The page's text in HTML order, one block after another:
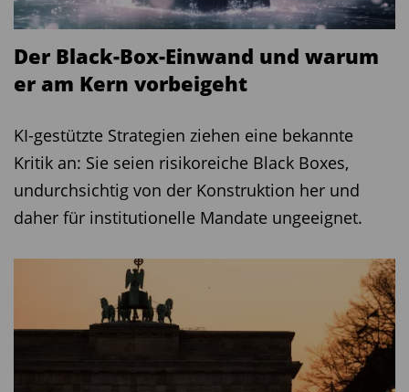
Der Black-Box-Einwand und warum
er am Kern vorbeigeht
KI-gestützte Strategien ziehen eine bekannte
Kritik an: Sie seien risikoreiche Black Boxes,
undurchsichtig von der Konstruktion her und
daher für institutionelle Mandate ungeeignet.